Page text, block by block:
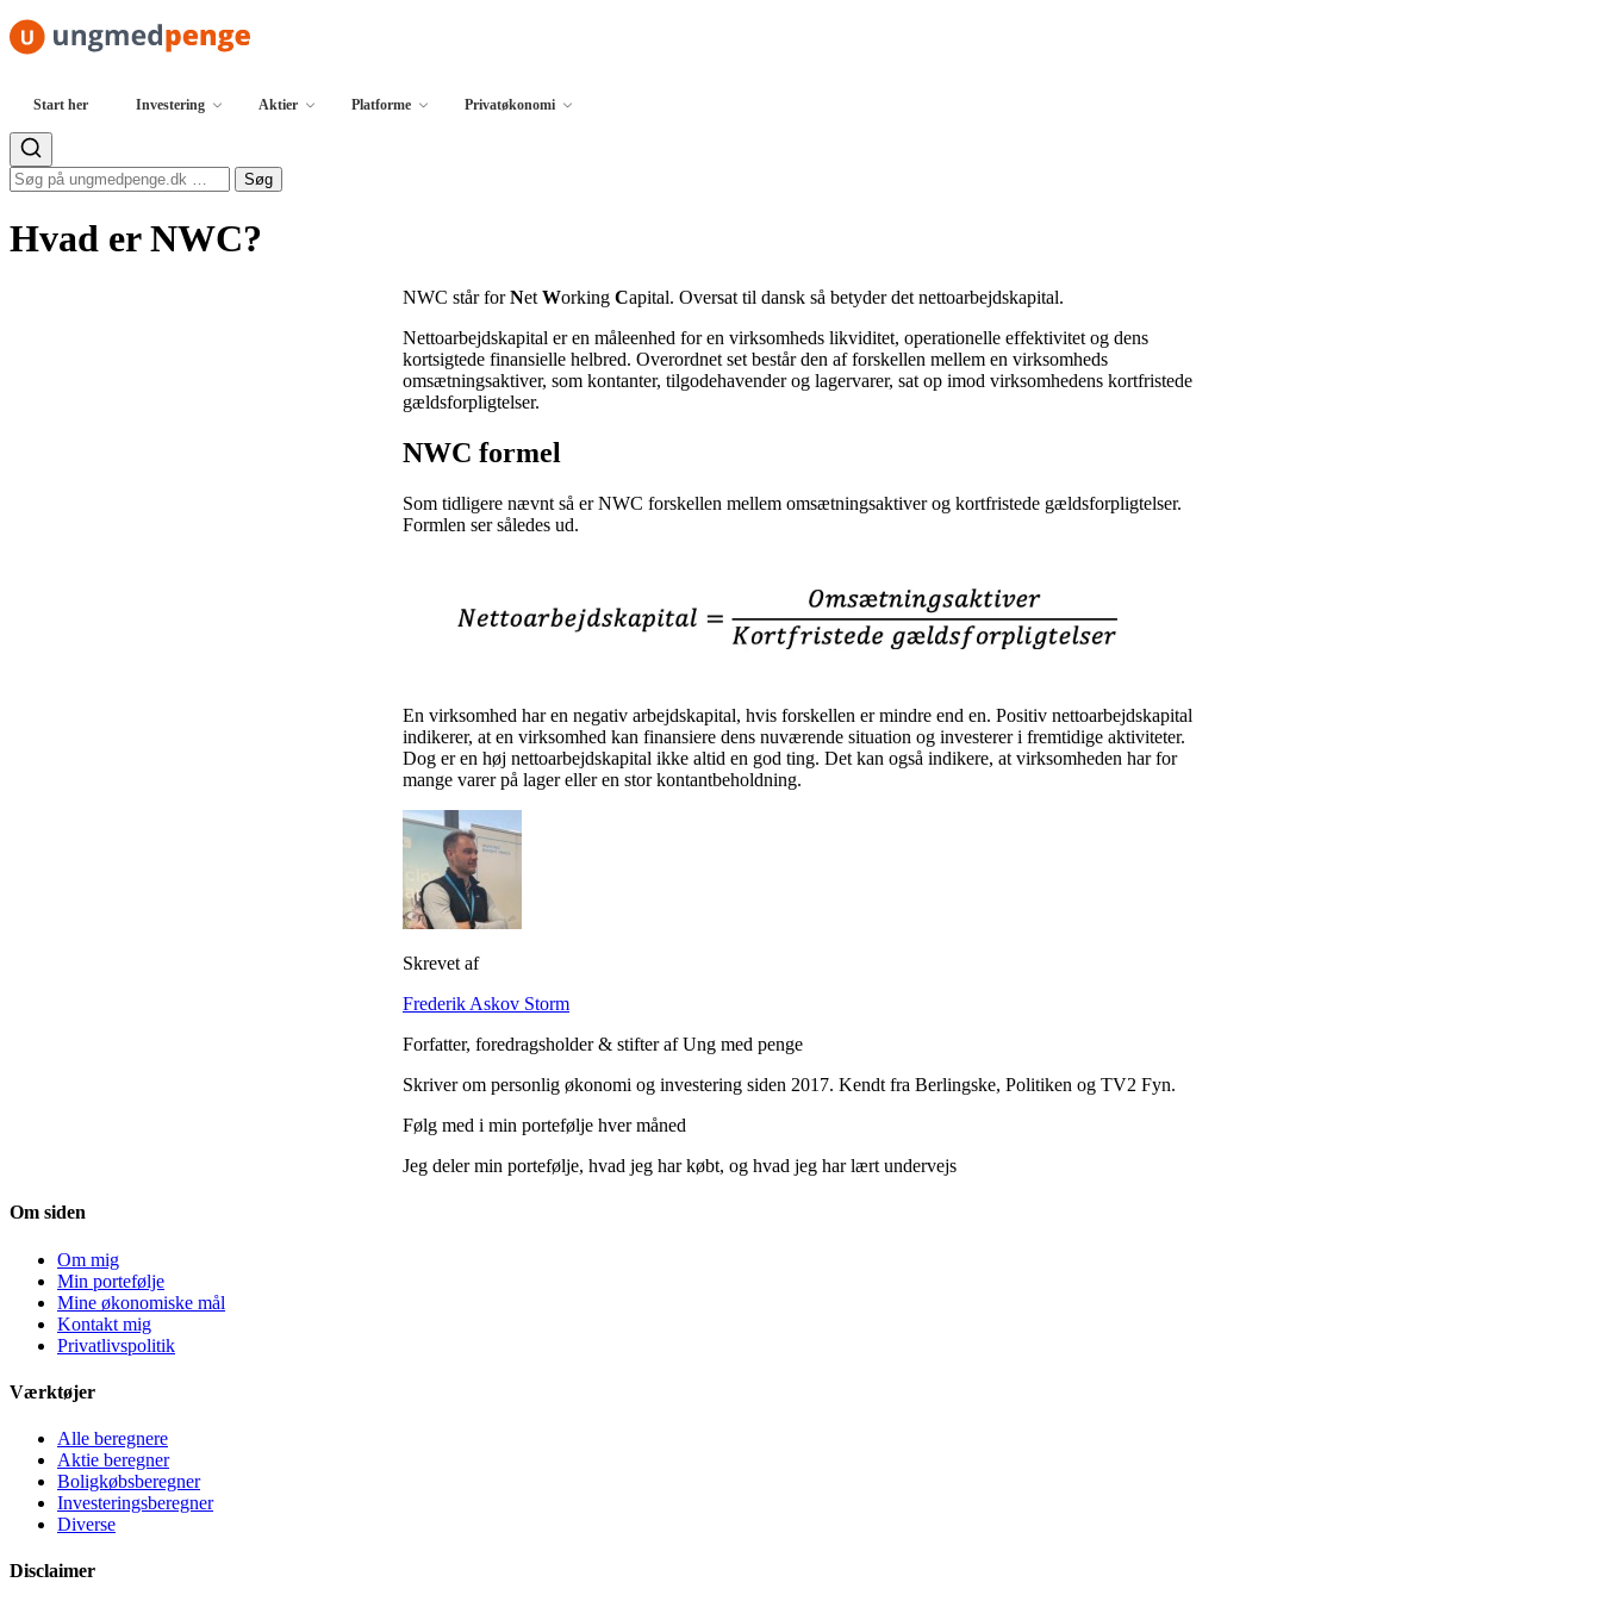
Spring til indhold
Start her Investering Aktier Platforme Privatøkonomi
Søg efter: Søg
Hvad er NWC?
NWC står forNet Working Capital. Oversat til dansk så betyder det nettoarbejdskapital.
Nettoarbejdskapital er en måleenhed for en virksomheds likviditet, operationelle effektivitet og dens
kortsigtede finansielle helbred. Overordnet set består den af forskellen mellem en virksomheds
omsætningsaktiver, som kontanter, tilgodehavender og lagervarer, sat op imod virksomhedens kortfristede
gældsforpligtelser.
NWC formel
Som tidligere nævnt så er NWC forskellen mellem omsætningsaktiver og kortfristede gældsforpligtelser.
Formlen ser således ud.
En virksomhed har en negativ arbejdskapital, hvis forskellen er mindre end en. Positiv nettoarbejdskapital
indikerer, at en virksomhed kan finansiere dens nuværende situation og investerer i fremtidige aktiviteter.
Dog er en høj nettoarbejdskapital ikke altid en god ting. Det kan også indikere, at virksomheden har for
mange varer på lager eller en stor kontantbeholdning.
Skrevet af
Frederik Askov Storm
Forfatter, foredragsholder & stifter af Ung med penge
Skriver om personlig økonomi og investering siden 2017. Kendt fra Berlingske, Politiken og TV2 Fyn.
Følg med i min portefølje hver måned
Jeg deler min portefølje, hvad jeg har købt, og hvad jeg har lært undervejs
Om siden
Om mig
Min portefølje
Mine økonomiske mål
Kontakt mig
Privatlivspolitik
Værktøjer
Alle beregnere
Aktie beregner
Boligkøbsberegner
Investeringsberegner
Diverse
Disclaimer